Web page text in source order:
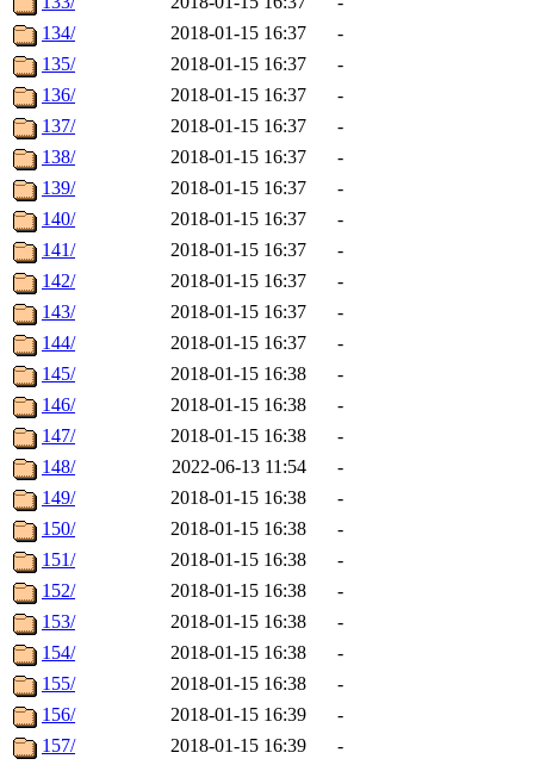
134/
2018-01-15 16:37
-
135/
2018-01-15 16:37
-
136/
2018-01-15 16:37
-
137/
2018-01-15 16:37
-
138/
2018-01-15 16:37
-
139/
2018-01-15 16:37
-
140/
2018-01-15 16:37
-
141/
2018-01-15 16:37
-
142/
2018-01-15 16:37
-
143/
2018-01-15 16:37
-
144/
2018-01-15 16:37
-
145/
2018-01-15 16:38
-
146/
2018-01-15 16:38
-
147/
2018-01-15 16:38
-
148/
2022-06-13 11:54
-
149/
2018-01-15 16:38
-
150/
2018-01-15 16:38
-
151/
2018-01-15 16:38
-
152/
2018-01-15 16:38
-
153/
2018-01-15 16:38
-
154/
2018-01-15 16:38
-
155/
2018-01-15 16:38
-
156/
2018-01-15 16:39
-
157/
2018-01-15 16:39
-